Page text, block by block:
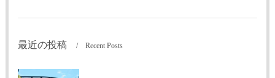
最近の投稿 Recent Posts